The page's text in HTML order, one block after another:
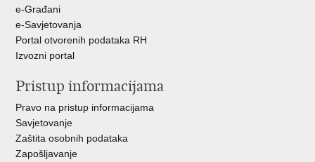
e-Građani
e-Savjetovanja
Portal otvorenih podataka RH
Izvozni portal
Pristup informacijama
Pravo na pristup informacijama
Savjetovanje
Zaštita osobnih podataka
Zapošljavanje